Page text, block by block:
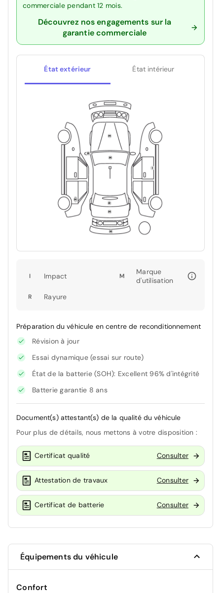
commerciale pendant 12 mois.
Découvrez nos engagements sur la
garantie commerciale
État extérieur État intérieur
I Impact M
Marque
d'utilisation
R Rayure
Préparation du véhicule en centre de reconditionnement
Révision à jour
Essai dynamique (essai sur route)
État de la batterie (SOH): Excellent 96% d'intégrité
Batterie garantie 8 ans
Document(s) attestant(s) de la qualité du véhicule
Pour plus de détails, nous mettons à votre disposition :
Certificat qualité Consulter
Attestation de travaux Consulter
Certificat de batterie Consulter
Équipements du véhicule
Confort